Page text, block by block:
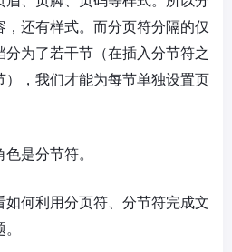
还有样式。而分页符分隔的仅
为了若干节（在插入分节符之
，我们才能为每节单独设置页
是分节符。
何利用分页符、分节符完成文